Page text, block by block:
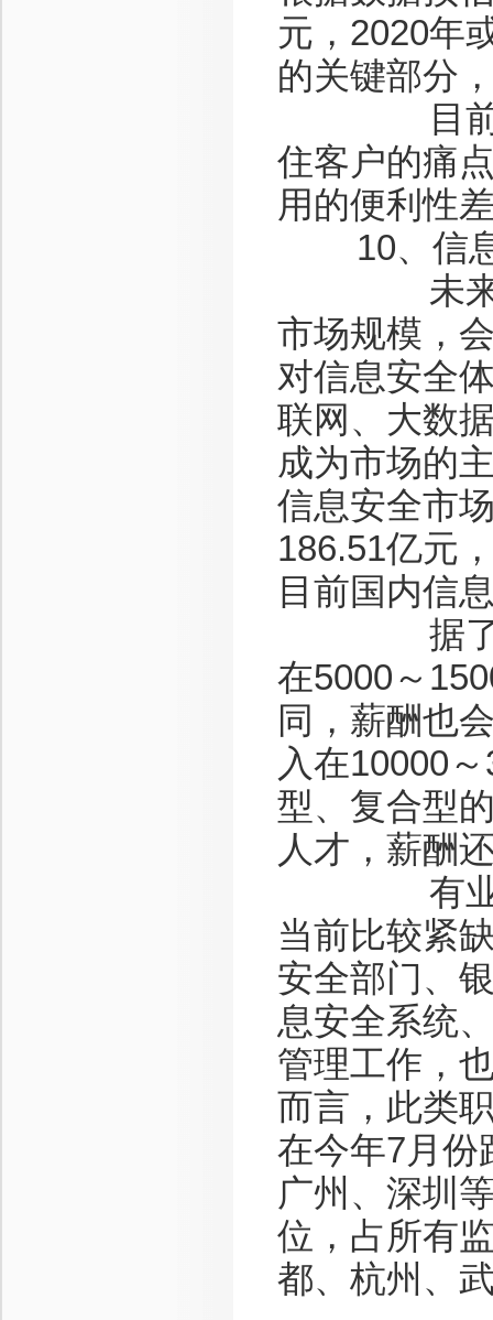
元，2020年
的关键部分
目前智能
住客户的痛
用的便利性
10、信息
未来趋势
市场规模，
对信息安全
联网、大数
成为市场的
信息安全市
186.51亿元
目前国内信
据了解，
在5000～
同，薪酬也
入在10000
型、复合型
人才，薪酬
有业内人
当前比较紧
安全部门、
息安全系统
管理工作，
而言，此类
在今年7月份
广州、深圳
位，占所有
都、杭州、